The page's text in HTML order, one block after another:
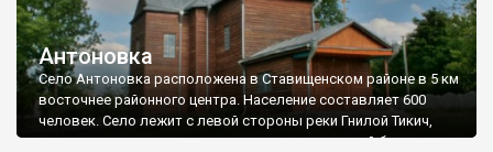
Антоновка
Село Антоновка расположена в Ставищенском районе в 5 км
восточнее районного центра. Население составляет 600
человек. Село лежит с левой стороны реки Гнилой Тикич,
которая здесь выглядит довольно полноводной благодаря